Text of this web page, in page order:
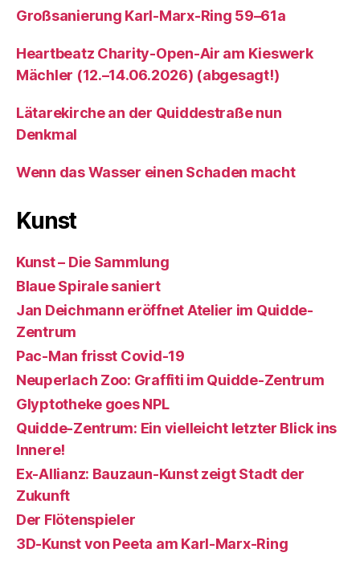
Großsanierung Karl-Marx-Ring 59–61a
Heartbeatz Charity-Open-Air am Kieswerk
Mächler (12.–14.06.2026) (abgesagt!)
Lätarekirche an der Quiddestraße nun
Denkmal
Wenn das Wasser einen Schaden macht
Kunst
Kunst – Die Sammlung
Blaue Spirale saniert
Jan Deichmann eröffnet Atelier im Quidde-
Zentrum
Pac-Man frisst Covid-19
Neuperlach Zoo: Graffiti im Quidde-Zentrum
Glyptotheke goes NPL
Quidde-Zentrum: Ein vielleicht letzter Blick ins
Innere!
Ex-Allianz: Bauzaun-Kunst zeigt Stadt der
Zukunft
Der Flötenspieler
3D-Kunst von Peeta am Karl-Marx-Ring